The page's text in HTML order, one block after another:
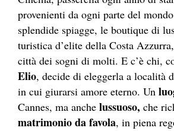
provenienti da ogni parte del
splendide spiagge, le boutique di
turistica d’elite della Costa Azzurra,
città dei sogni di molti. E c’è chi,
Elio, decide di eleggerla a località
in cui giurarsi amore eterno. Un
Cannes, ma anche lussuoso, che
matrimonio da favola, in piena